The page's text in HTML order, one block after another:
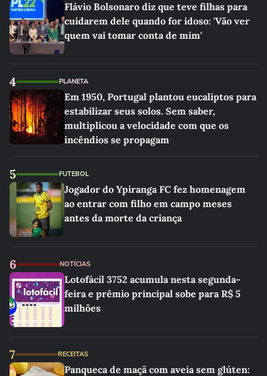
Flávio Bolsonaro diz que teve filhas para
cuidarem dele quando for idoso: 'Vão ver
quem vai tomar conta de mim'
4 PLANETA
Em 1950, Portugal plantou eucaliptos para
estabilizar seus solos. Sem saber,
multiplicou a velocidade com que os
incêndios se propagam
5 FUTEBOL
Jogador do Ypiranga FC fez homenagem
ao entrar com filho em campo meses
antes da morte da criança
6 NOTÍCIAS
Lotofácil 3752 acumula nesta segunda-
feira e prêmio principal sobe para R$ 5
milhões
7 RECEITAS
Panqueca de maçã com aveia sem glúten: